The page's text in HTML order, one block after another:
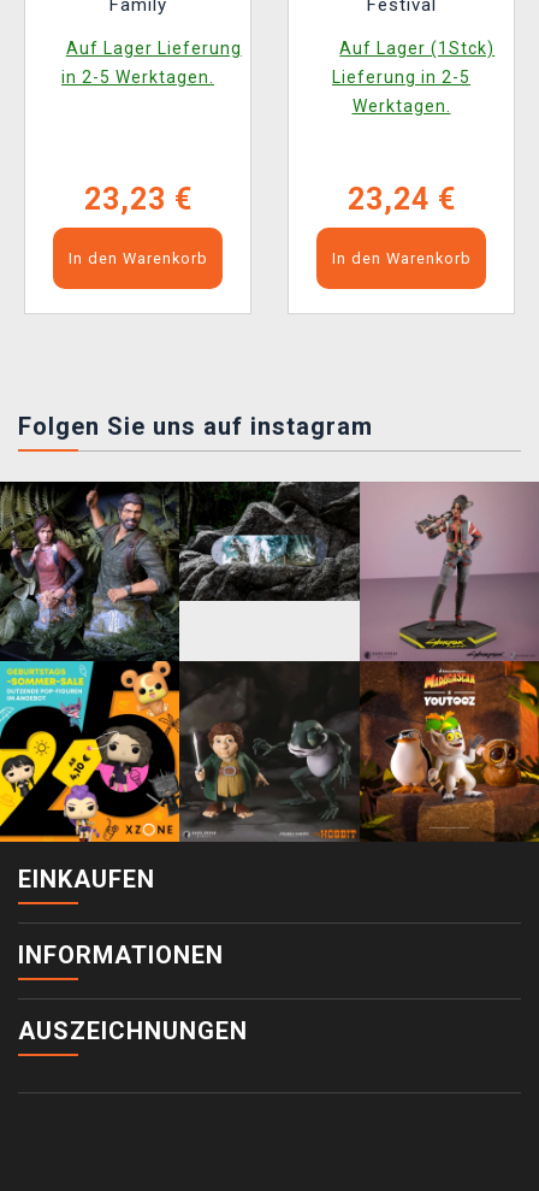
Family
Auf Lager Lieferung
in 2-5 Werktagen.
23,23 €
In den Warenkorb
Festival
Auf Lager (1Stck)
Lieferung in 2-5
Werktagen.
23,24 €
In den Warenkorb
Folgen Sie uns auf instagram
EINKAUFEN
INFORMATIONEN
AUSZEICHNUNGEN